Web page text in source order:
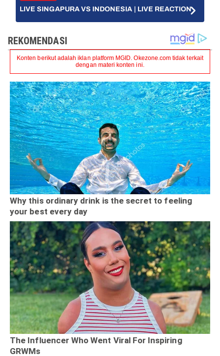
LIVE SINGAPURA VS INDONESIA | LIVE REACTION